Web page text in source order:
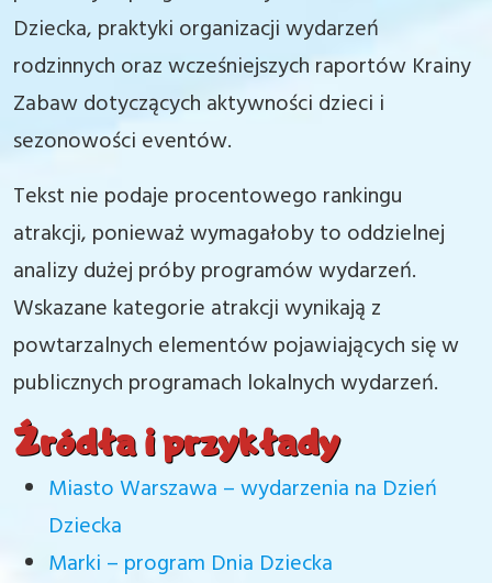
Dziecka, praktyki organizacji wydarzeń
rodzinnych oraz wcześniejszych raportów Krainy
Zabaw dotyczących aktywności dzieci i
sezonowości eventów.
Tekst nie podaje procentowego rankingu
atrakcji, ponieważ wymagałoby to oddzielnej
analizy dużej próby programów wydarzeń.
Wskazane kategorie atrakcji wynikają z
powtarzalnych elementów pojawiających się w
publicznych programach lokalnych wydarzeń.
Źródła i przykłady
Miasto Warszawa – wydarzenia na Dzień
Dziecka
Marki – program Dnia Dziecka